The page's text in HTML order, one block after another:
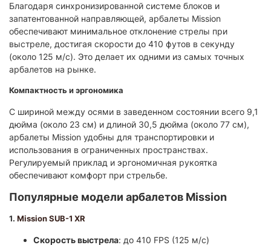
Благодаря синхронизированной системе блоков и
запатентованной направляющей, арбалеты Mission
обеспечивают минимальное отклонение стрелы при
выстреле, достигая скорости до 410 футов в секунду
(около 125 м/с). Это делает их одними из самых точных
арбалетов на рынке.
Компактность и эргономика
С шириной между осями в заведенном состоянии всего 9,1
дюйма (около 23 см) и длиной 30,5 дюйма (около 77 см),
арбалеты Mission удобны для транспортировки и
использования в ограниченных пространствах.
Регулируемый приклад и эргономичная рукоятка
обеспечивают комфорт при стрельбе.
Популярные модели арбалетов Mission
1. Mission SUB-1 XR
Скорость выстрела: до 410 FPS (125 м/с)